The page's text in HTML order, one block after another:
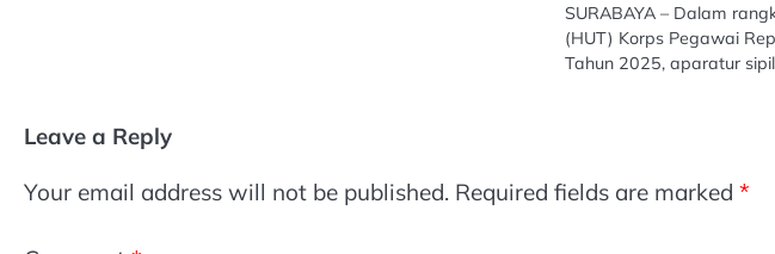
SURABAYA – Dalam
(HUT) Korps Pegawai
Tahun 2025, aparatur
Leave a Reply
Your email address will not be published. Required fields are marked *